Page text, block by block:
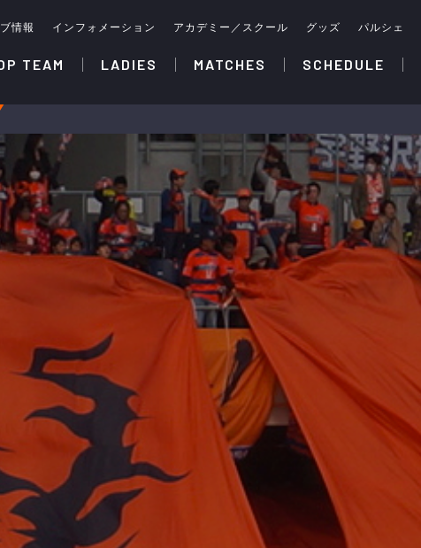
情報 インフォメーション アカデミー／スクール グッズ パルシェ
TEAM LADIES MATCHES SCHEDULE